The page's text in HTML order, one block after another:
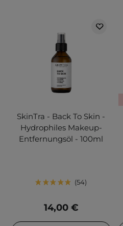
SkinTra - Back To Skin -
Hydrophiles Makeup-
Entfernungsöl - 100ml
54
14,00 €